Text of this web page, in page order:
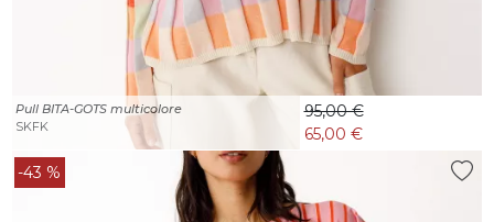
Pull BITA-GOTS multicolore
SKFK
95,00 €
65,00 €
-43 %